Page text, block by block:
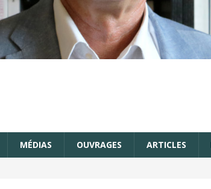
MÉDIAS OUVRAGES ARTICLES